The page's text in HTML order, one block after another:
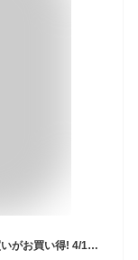
★全商品【2個でP5倍！3個でP10倍】まとめ買いがお買い得! 4/10 1:59までリポビタンD キッズ【kids】50ml×10本入り【リポビタンキッズ】【ノンカフェイン】大正製薬 指定医薬部外品